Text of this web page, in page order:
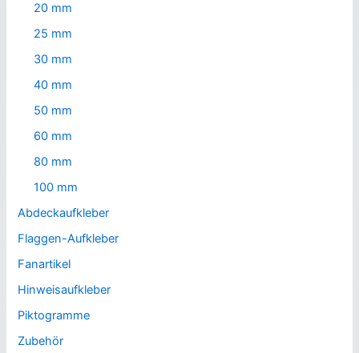
20 mm
25 mm
30 mm
40 mm
50 mm
60 mm
80 mm
100 mm
Abdeckaufkleber
Flaggen-Aufkleber
Fanartikel
Hinweisaufkleber
Piktogramme
Zubehör